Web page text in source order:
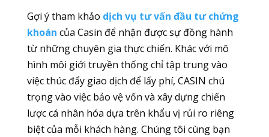
Gợi ý tham khảo dịch vụ tư vấn đầu tư chứng
khoán của Casin để nhận được sự đồng hành
từ những chuyên gia thực chiến. Khác với mô
hình môi giới truyền thống chỉ tập trung vào
việc thúc đẩy giao dịch để lấy phí, CASIN chú
trọng vào việc bảo vệ vốn và xây dựng chiến
lược cá nhân hóa dựa trên khẩu vị rủi ro riêng
biệt của mỗi khách hàng. Chúng tôi cùng bạn